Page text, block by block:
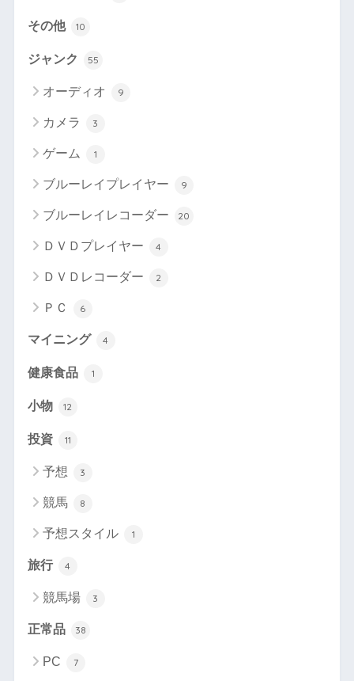
その他 10
ジャンク 55
オーディオ 9
カメラ 3
ゲーム 1
ブルーレイプレイヤー 9
ブルーレイレコーダー 20
ＤＶＤプレイヤー 4
ＤＶＤレコーダー 2
ＰＣ 6
マイニング 4
健康食品 1
小物 12
投資 11
予想 3
競馬 8
予想スタイル 1
旅行 4
競馬場 3
正常品 38
PC 7